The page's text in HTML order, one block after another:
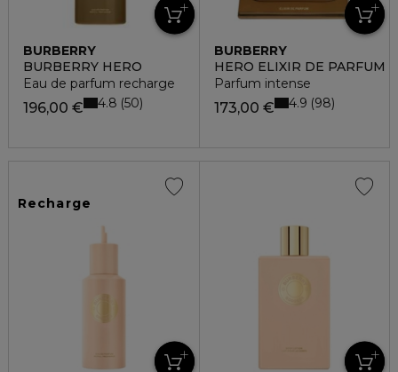
BURBERRY
BURBERRY HERO
Eau de parfum recharge
196,00 € 4.8 50
BURBERRY
HERO ELIXIR DE PARFUM
Parfum intense
173,00 € 4.9 98
Recharge